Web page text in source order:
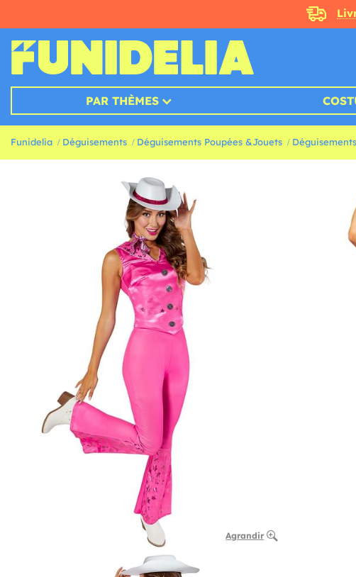
PAR THÈMES
Funidelia Déguisements Déguisements Poupées &Jouets
Agrandir